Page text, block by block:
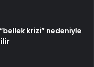
krizi” nedeniyle